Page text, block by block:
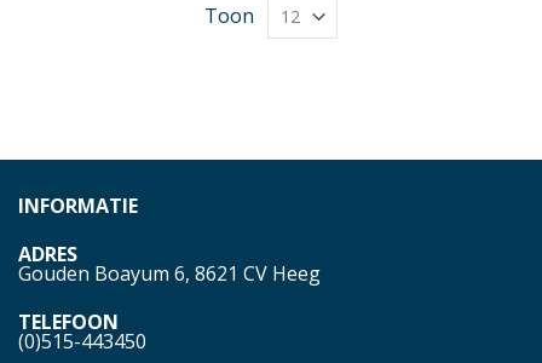
Toon
INFORMATIE
ADRES
Gouden Boayum 6, 8621 CV Heeg
TELEFOON
(0)515-443450